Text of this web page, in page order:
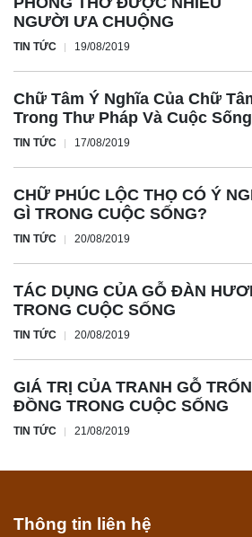
NGƯỜI ƯA CHUỘNG
TIN TỨC 19/08/2019
Chữ Tâm Ý Nghĩa Của Chữ
Trong Thư Pháp Và Cuộc Sống
TIN TỨC 17/08/2019
CHỮ PHÚC LỘC THỌ CÓ Ý
GÌ TRONG CUỘC SỐNG?
TIN TỨC 20/08/2019
TÁC DỤNG CỦA GỖ ĐÀN
TRONG CUỘC SỐNG
TIN TỨC 20/08/2019
GIÁ TRỊ CỦA TRANH GỖ
ĐỒNG TRONG CUỘC SỐNG
TIN TỨC 21/08/2019
Thông tin liên hệ